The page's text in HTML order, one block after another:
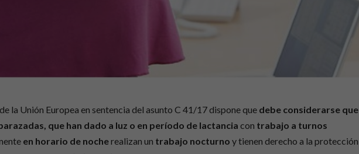
la Unión Europea en sentencia del asunto C 41/17 dispone que debe considerarse que
que han dado a luz o en período de lactanciacon trabajo a turnos
en horario de nocherealizan un trabajo nocturno y tienen derecho a la protección